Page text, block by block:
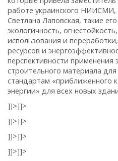
работе украинского НИИСМИ,
Светлана Лаповская, такие
экологичность,
использования и
ресурсов и
перспективности применения
строительного материала
стандартам «приближенного
энергии» для всех новых
]]>]]>
]]>]]>
]]>]]>
]]>]]>